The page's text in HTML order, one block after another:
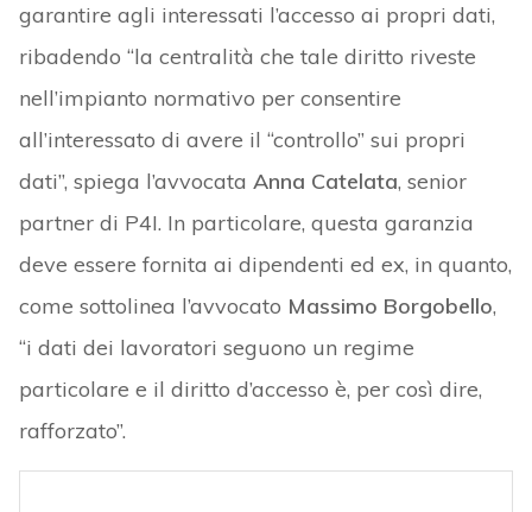
garantire agli interessati l’accesso ai propri dati,
ribadendo “la centralità che tale diritto riveste
nell’impianto normativo per consentire
all’interessato di avere il “controllo” sui propri
dati”, spiega l’avvocata Anna Catelata, senior
partner di P4I. In particolare, questa garanzia
deve essere fornita ai dipendenti ed ex, in quanto,
come sottolinea l’avvocato Massimo Borgobello,
“i dati dei lavoratori seguono un regime
particolare e il diritto d’accesso è, per così dire,
rafforzato”.